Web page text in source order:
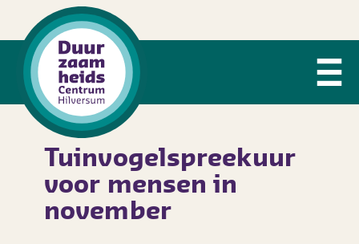
Tuinvogelspreekuur
voor mensen in
november